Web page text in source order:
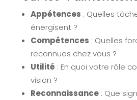
Appétences : Quelles
énergisent ?
Compétences : Quelles
reconnues chez vous ?
Utilité : En quoi votre rôle
vision ?
Reconnaissance: Que